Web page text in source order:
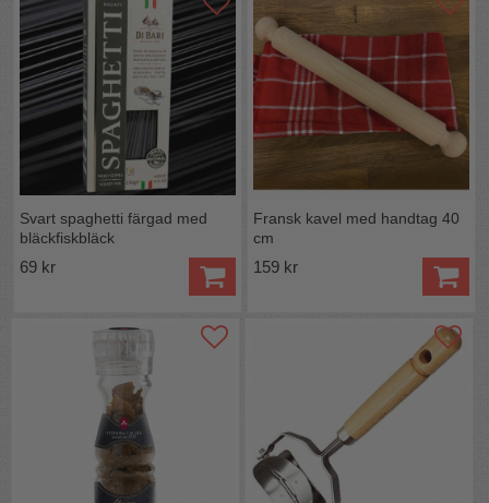
Svart spaghetti färgad med
bläckfiskbläck
69 kr
Fransk kavel med handtag 40
cm
159 kr